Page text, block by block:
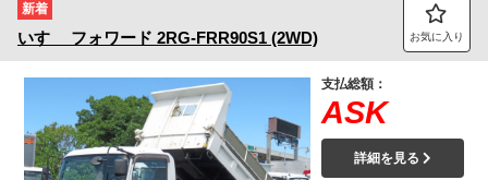
新着
いすゞ フォワード 2RG-FRR90S1 (2WD) お気に入り
支払総額：
ASK
詳細を見る